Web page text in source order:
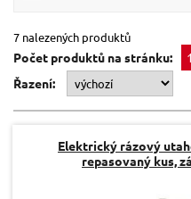
7 nalezených produktů
Počet produktů na stránku:
Řazení:
Elektrický rázový
repasovaný kus,